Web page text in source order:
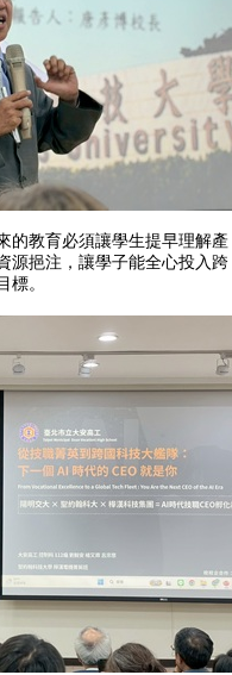
的教育必須讓學生提早理解產
源挹注，讓學子能全心投入跨
標。